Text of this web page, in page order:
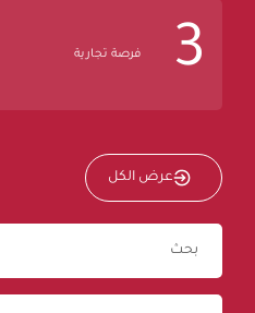
3 فرصة تجارية
عرض الكل